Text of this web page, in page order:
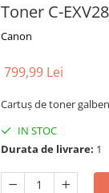
Toner C-
Canon
799,99 Lei
Cartuș de toner
IN STOC
Durata de livrare: 1